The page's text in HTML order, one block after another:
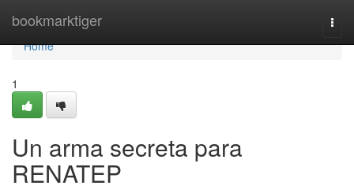
bookmarktiger
Home
Home
1
Un arma secreta para
RENATEP